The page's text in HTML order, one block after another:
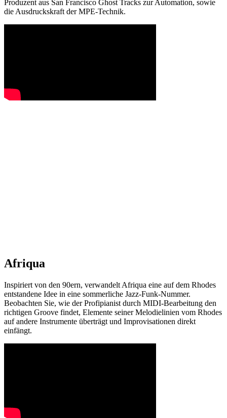
Produzent aus San Francisco Ghost Tracks zur Automation, sowie
die Ausdruckskraft der MPE-Technik.
Afriqua
Inspiriert von den 90ern, verwandelt Afriqua eine auf dem Rhodes
entstandene Idee in eine sommerliche Jazz-Funk-Nummer.
Beobachten Sie, wie der Profipianist durch MIDI-Bearbeitung den
richtigen Groove findet, Elemente seiner Melodielinien vom Rhodes
auf andere Instrumente überträgt und Improvisationen direkt
einfängt.